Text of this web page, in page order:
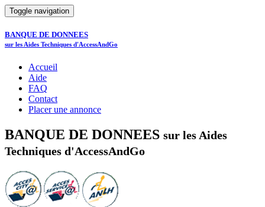
Toggle navigation
BANQUE DE DONNEES
sur les Aides Techniques d'AccessAndGo
Accueil
Aide
FAQ
Contact
Placer une annonce
BANQUE DE DONNEES sur les Aides
Techniques d'AccessAndGo